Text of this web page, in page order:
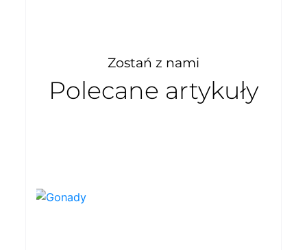
Zostań z nami
Polecane artykuły